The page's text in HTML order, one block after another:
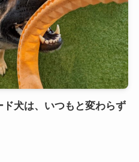
犬は、いつもと変わらず